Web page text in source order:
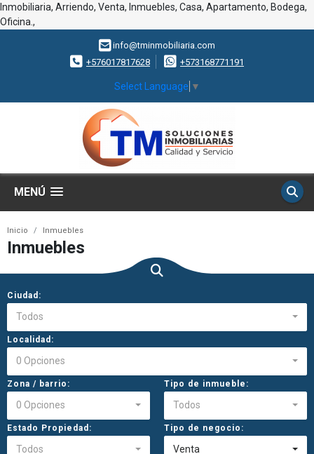
Inmobiliaria, Arriendo, Venta, Inmuebles, Casa, Apartamento, Bodega,
Oficina.,
info@tminmobiliaria.com
+576017817628
+573168771191
Select Language ▼
MENÚ
Inicio Inmuebles
Inmuebles
Ciudad:
Todos
Localidad:
0 Opciones
Zona / barrio:
0 Opciones
Tipo de inmueble:
Todos
Estado Propiedad:
Todos
Tipo de negocio:
Venta